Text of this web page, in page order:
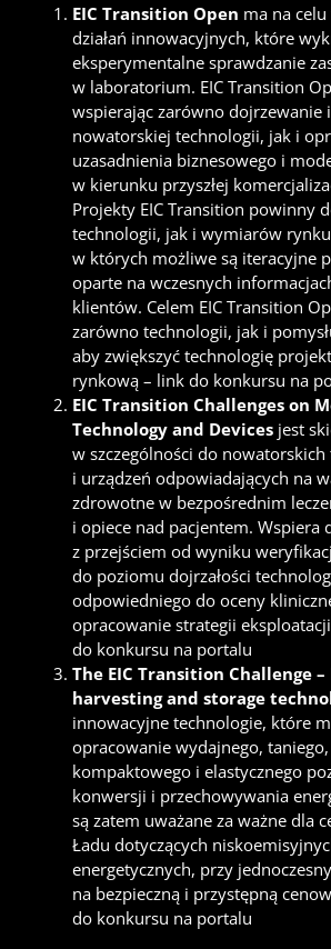
EIC Transition Open ma na
działań innowacyjnych, które
eksperymentalne sprawdzanie
w laboratorium. EIC Transition
wspierając zarówno dojrzewanie
nowatorskiej technologii, jak i
uzasadnienia biznesowego i
w kierunku przyszłej
Projekty EIC Transition powinny
technologii, jak i wymiarów
w których możliwe są iteracyjne
oparte na wczesnych
klientów. Celem EIC Transition
zarówno technologii, jak i
aby zwiększyć technologię
rynkową – link do konkursu na
EIC Transition Challenges on
Technology and Devices jest
w szczególności do
i urządzeń odpowiadających na
zdrowotne w bezpośrednim
i opiece nad pacjentem. Wspiera
z przejściem od wyniku
do poziomu dojrzałości
odpowiedniego do oceny
opracowanie strategii
do konkursu na portalu
The EIC Transition Challenge –
harvesting and storage
innowacyjne technologie, które
opracowanie wydajnego,
kompaktowego i elastycznego
konwersji i przechowywania
są zatem uważane za ważne dla
Ładu dotyczących
energetycznych, przy
na bezpieczną i przystępną
do konkursu na portalu